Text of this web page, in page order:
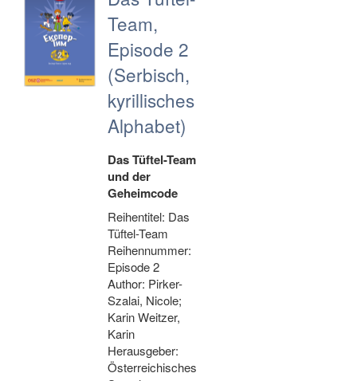
Team,
Episode 2
(Serbisch,
kyrillisches
Alphabet)
Das Tüftel-Team
und der
Geheimcode
Reihentitel: Das
Tüftel-Team
Reihennummer:
Episode 2
Author: Pirker-
Szalai, Nicole;
Karin Weitzer,
Karin
Herausgeber:
Österreichisches